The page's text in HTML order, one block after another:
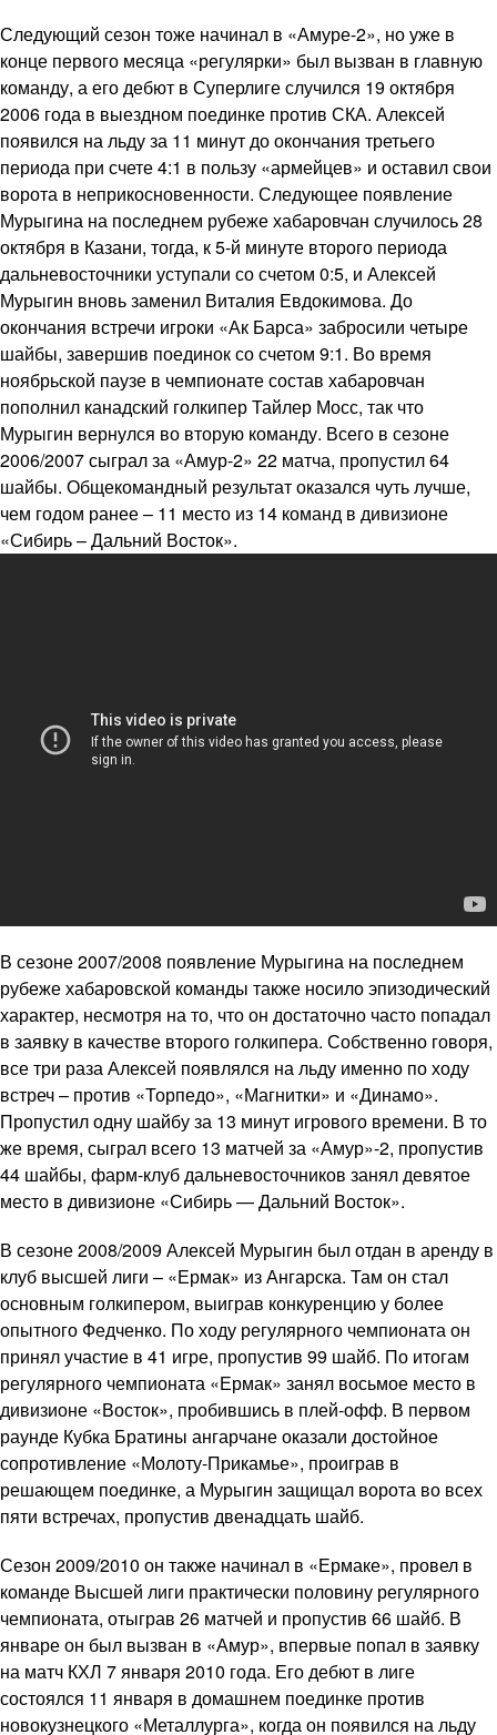
Следующий сезон тоже начинал в «Амуре-2», но уже в
конце первого месяца «регулярки» был вызван в главную
команду, а его дебют в Суперлиге случился 19 октября
2006 года в выездном поединке против СКА. Алексей
появился на льду за 11 минут до окончания третьего
периода при счете 4:1 в пользу «армейцев» и оставил свои
ворота в неприкосновенности. Следующее появление
Мурыгина на последнем рубеже хабаровчан случилось 28
октября в Казани, тогда, к 5-й минуте второго периода
дальневосточники уступали со счетом 0:5, и Алексей
Мурыгин вновь заменил Виталия Евдокимова. До
окончания встречи игроки «Ак Барса» забросили четыре
шайбы, завершив поединок со счетом 9:1. Во время
ноябрьской паузе в чемпионате состав хабаровчан
пополнил канадский голкипер Тайлер Мосс, так что
Мурыгин вернулся во вторую команду. Всего в сезоне
2006/2007 сыграл за «Амур-2» 22 матча, пропустил 64
шайбы. Общекомандный результат оказался чуть лучше,
чем годом ранее – 11 место из 14 команд в дивизионе
«Сибирь – Дальний Восток».
В сезоне 2007/2008 появление Мурыгина на последнем
рубеже хабаровской команды также носило эпизодический
характер, несмотря на то, что он достаточно часто попадал
в заявку в качестве второго голкипера. Собственно говоря,
все три раза Алексей появлялся на льду именно по ходу
встреч – против «Торпедо», «Магнитки» и «Динамо».
Пропустил одну шайбу за 13 минут игрового времени. В то
же время, сыграл всего 13 матчей за «Амур»-2, пропустив
44 шайбы, фарм-клуб дальневосточников занял девятое
место в дивизионе «Сибирь — Дальний Восток».
В сезоне 2008/2009 Алексей Мурыгин был отдан в аренду в
клуб высшей лиги – «Ермак» из Ангарска. Там он стал
основным голкипером, выиграв конкуренцию у более
опытного Федченко. По ходу регулярного чемпионата он
принял участие в 41 игре, пропустив 99 шайб. По итогам
регулярного чемпионата «Ермак» занял восьмое место в
дивизионе «Восток», пробившись в плей-офф. В первом
раунде Кубка Братины ангарчане оказали достойное
сопротивление «Молоту-Прикамье», проиграв в
решающем поединке, а Мурыгин защищал ворота во всех
пяти встречах, пропустив двенадцать шайб.
Сезон 2009/2010 он также начинал в «Ермаке», провел в
команде Высшей лиги практически половину регулярного
чемпионата, отыграв 26 матчей и пропустив 66 шайб. В
январе он был вызван в «Амур», впервые попал в заявку
на матч КХЛ 7 января 2010 года. Его дебют в лиге
состоялся 11 января в домашнем поединке против
новокузнецкого «Металлурга», когда он появился на льду